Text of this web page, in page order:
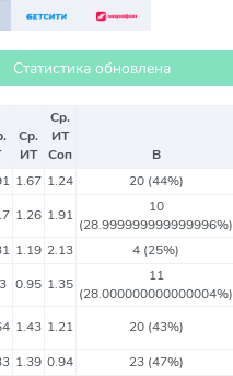
Статистика обновлена
Ср.
ИТ
Ср.
ИТ
Соп
В
1.67 1.24 20 (44%)
1.26 1.91
10
(28.999999999999996%)
1.19 2.13 4 (25%)
0.95 1.35
11
(28.000000000000004%)
1.43 1.21 20 (43%)
1.39 0.94 23 (47%)